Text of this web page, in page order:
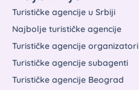
Turističke agencije u Srbiji
Najbolje turističke agencije
Turističke agencije organizatori
Turističke agencije subagenti
Turističke agencije Beograd